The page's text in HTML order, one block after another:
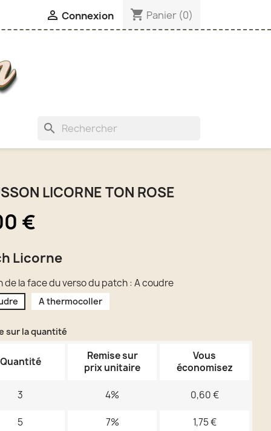
 Connexion shopping_cart Panier (0)
search
LICORNE TON ROSE
€
Licorne
de la face du verso du patch : A coudre
A thermocoller
sur la quantité
Quantité
Remise sur
prix unitaire
Vous
économisez
3 4% 0,60 €
5 7% 1,75 €